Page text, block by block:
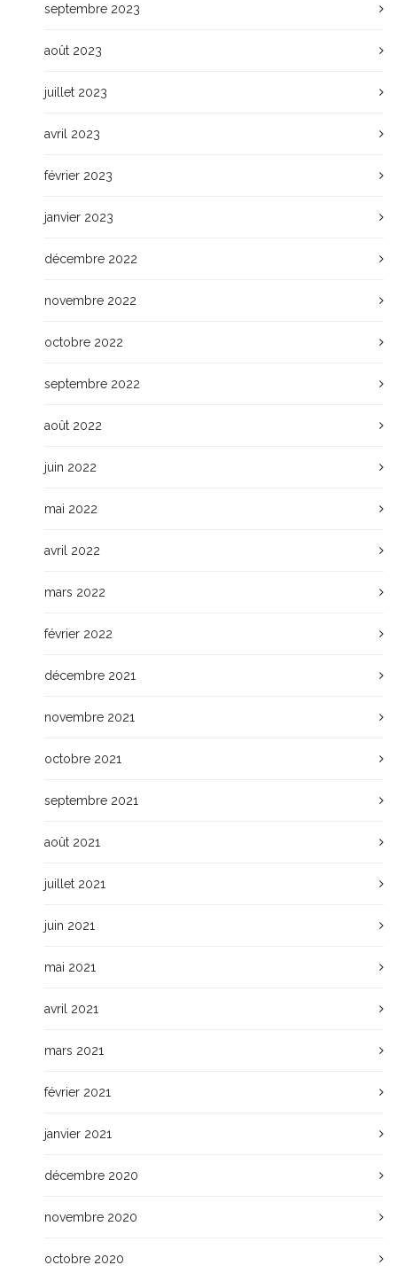
septembre 2023
août 2023
juillet 2023
avril 2023
février 2023
janvier 2023
décembre 2022
novembre 2022
octobre 2022
septembre 2022
août 2022
juin 2022
mai 2022
avril 2022
mars 2022
février 2022
décembre 2021
novembre 2021
octobre 2021
septembre 2021
août 2021
juillet 2021
juin 2021
mai 2021
avril 2021
mars 2021
février 2021
janvier 2021
décembre 2020
novembre 2020
octobre 2020